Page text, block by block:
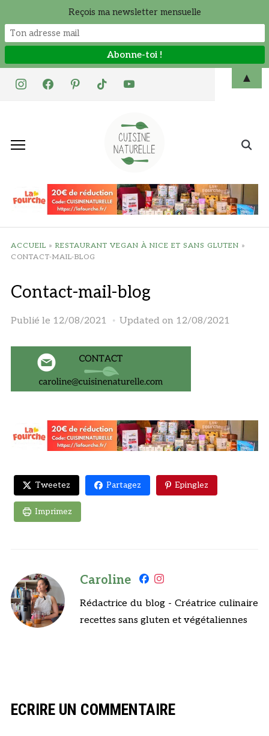
instagramfacebookpinteresttiktok youtube
Search
ACCUEIL » RESTAURANT VEGAN À NICE ET SANS GLUTEN »
CONTACT-MAIL-BLOG
Contact-mail-blog
Publié le 12/08/2021 Updated on 12/08/2021
Tweetez Partagez Epinglez
Imprimez
Caroline
Rédactrice du blog - Créatrice culinaire
recettes sans gluten et végétaliennes
ECRIRE UN COMMENTAIRE
Reçois ma newsletter mensuelle
▲